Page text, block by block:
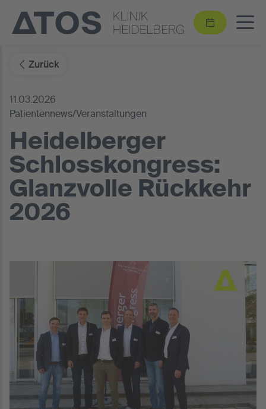
Zurück
11.03.2026
Patientennews/Veranstaltungen
Heidelberger
Schlosskongress:
Glanzvolle Rückkehr
2026